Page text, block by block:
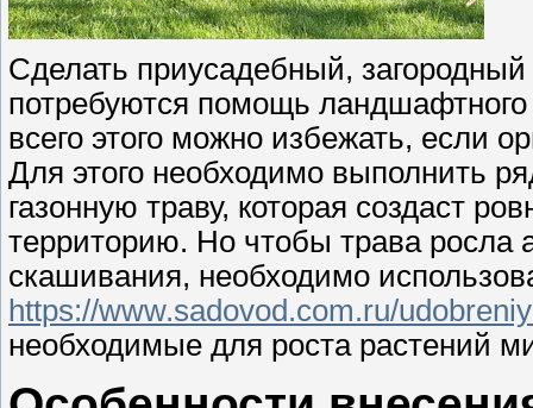
Сделать приусадебный,
потребуются помощь
всего этого можно избежать, если
Для этого необходимо выполнить
газонную траву, которая создаст
территорию. Но чтобы трава росла
скашивания, необходимо
https://www.sadovod.com.ru/
необходимые для роста растений